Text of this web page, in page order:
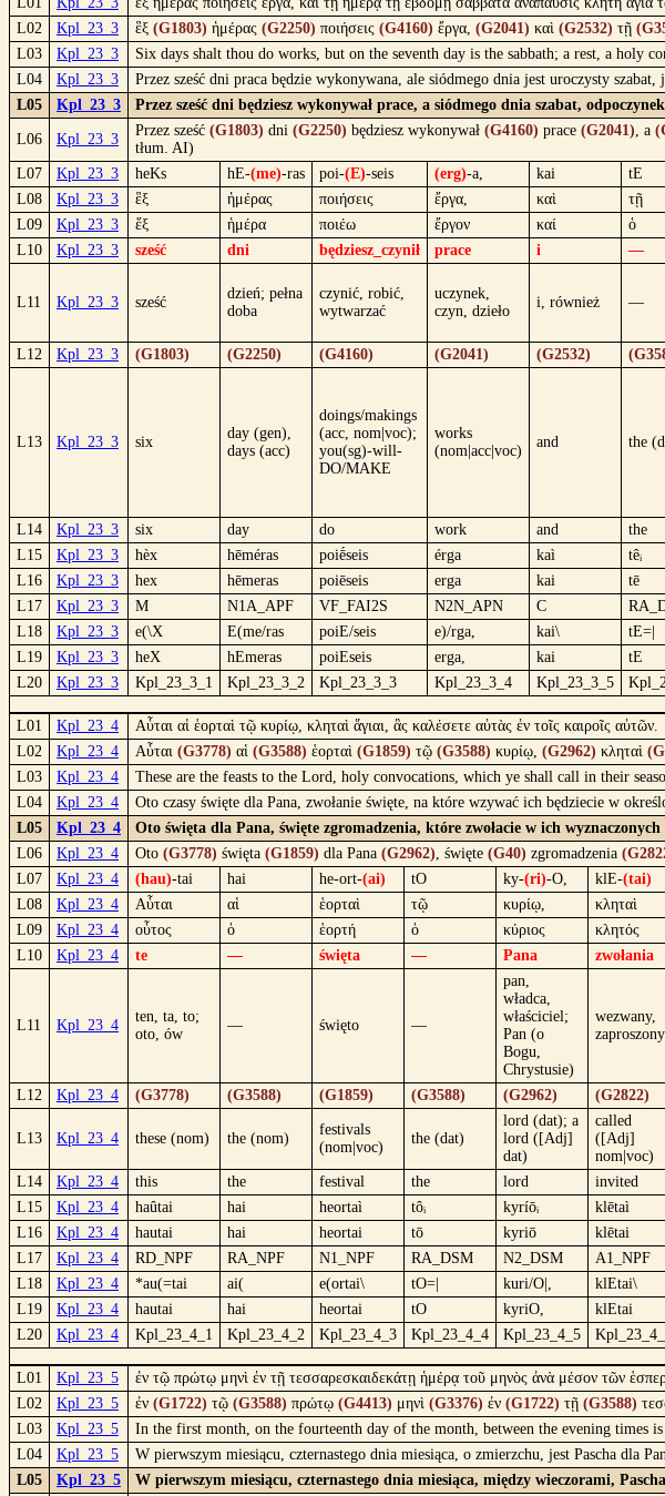
L02
Kpl_23_3 ἓξ (G1803) ἡμέρας (G2250) ποιήσεις (G4160) ἔργα, (G2041) καὶ (G2532) τῇ
L03
Kpl_23_3
Six days shalt thou do works, but on the seventh day is the sabbath; a rest, a
L04
Kpl_23_3
Przez sześć dni praca będzie wykonywana, ale siódmego dnia jest uroczysty
L05
Kpl_23_3 Przez sześć dni będziesz wykonywał prace, a siódmego dnia szabat,
L06 Kpl_23_3
Przez sześć (G1803) dni (G2250) będziesz wykonywał (G4160) prace (G2041), a
tłum. AI)
L07
Kpl_23_3 heKs hE-(me)-ras poi-(E)-seis (erg)-a, kai tE
L08
Kpl_23_3 ἓξ ἡμέρας ποιήσεις ἔργα, καὶ τῇ
L09
Kpl_23_3 ἕξ ἡμέρα ποιέω ἔργον καί ὁ
L10
Kpl_23_3 sześć dni będziesz_czynił prace i —
L11 Kpl_23_3 sześć
dzień; pełna
doba
czynić, robić,
wytwarzać
uczynek,
czyn, dzieło
i, również —
L12 Kpl_23_3 (G1803) (G2250) (G4160) (G2041) (G2532)
L13 Kpl_23_3 six
day (gen),
days (acc)
doings/makings
(acc, nom|voc);
you(sg)-will-
DO/MAKE
works
(nom|acc|voc)
and the
L14 Kpl_23_3 six day do work and the
L15
Kpl_23_3 hèx hēméras poiḗseis érga kaì têᵢ
L16
Kpl_23_3 hex hēmeras poiēseis erga kai tē
L17
Kpl_23_3 M N1A_APF VF_FAI2S N2N_APN C
L18
Kpl_23_3 e(\X E(me/ras poiE/seis e)/rga, kai\ tE=|
L19
Kpl_23_3 heX hEmeras poiEseis erga, kai tE
L20
Kpl_23_3 Kpl_23_3_1 Kpl_23_3_2 Kpl_23_3_3 Kpl_23_3_4 Kpl_23_3_5
L01 Kpl_23_4
Αὗται αἱ ἑορταὶ τῷ κυρίῳ, κληταὶ ἅγιαι, ἃς καλέσετε αὐτὰς ἐν τοῖς καιροῖς αὐτῶν.
L02
Kpl_23_4 Αὗται (G3778) αἱ (G3588) ἑορταὶ (G1859) τῷ (G3588) κυρίῳ, (G2962) κληταὶ
L03
Kpl_23_4
These are the feasts to the Lord, holy convocations, which ye shall call in their
L04
Kpl_23_4
Oto czasy święte dla Pana, zwołanie święte, na które wzywać ich będziecie w
L05
Kpl_23_4
Oto święta dla Pana, święte zgromadzenia, które zwołacie w ich
L06
Kpl_23_4 Oto (G3778) święta (G1859) dla Pana (G2962), święte (G40) zgromadzenia
L07
Kpl_23_4 (hau)-tai hai he-ort-(ai) tO ky-(ri)-O, klE-(tai)
L08
Kpl_23_4 Αὗται αἱ ἑορταὶ τῷ κυρίῳ, κληταὶ
L09
Kpl_23_4 οὗτος ὁ ἑορτή ὁ κύριος κλητός
L10
Kpl_23_4 te — święta — Pana zwołania
L11 Kpl_23_4
ten, ta, to;
oto, ów
— święto —
pan,
władca,
właściciel;
Pan (o
Bogu,
Chrystusie)
wezwany,
zaproszony
L12 Kpl_23_4 (G3778) (G3588) (G1859) (G3588) (G2962) (G2822)
L13 Kpl_23_4 these (nom) the (nom)
festivals
(nom|voc)
the (dat)
lord (dat); a
lord ([Adj]
dat)
called
([Adj]
nom|voc)
L14 Kpl_23_4 this the festival the lord invited
L15
Kpl_23_4 haûtai hai heortaì tôᵢ kyríōᵢ klētaì
L16
Kpl_23_4 hautai hai heortai tō kyriō klētai
L17
Kpl_23_4 RD_NPF RA_NPF N1_NPF RA_DSM N2_DSM A1_NPF
L18
Kpl_23_4 *au(=tai ai( e(ortai\ tO=| kuri/O|, klEtai\
L19
Kpl_23_4 hautai hai heortai tO kyriO, klEtai
L20
Kpl_23_4 Kpl_23_4_1 Kpl_23_4_2 Kpl_23_4_3 Kpl_23_4_4 Kpl_23_4_5
L01 Kpl_23_5
ἐν τῷ πρώτῳ μηνὶ ἐν τῇ τεσσαρεσκαιδεκάτῃ ἡμέρᾳ τοῦ μηνὸς ἀνὰ μέσον τῶν
L02
Kpl_23_5 ἐν (G1722) τῷ (G3588) πρώτῳ (G4413) μηνὶ (G3376) ἐν (G1722) τῇ (G3588)
L03
Kpl_23_5
In the first month, on the fourteenth day of the month, between the evening times
L04
Kpl_23_5
W pierwszym miesiącu, czternastego dnia miesiąca, o zmierzchu, jest Pascha dla
L05
Kpl_23_5
W pierwszym miesiącu, czternastego dnia miesiąca, między wieczorami,